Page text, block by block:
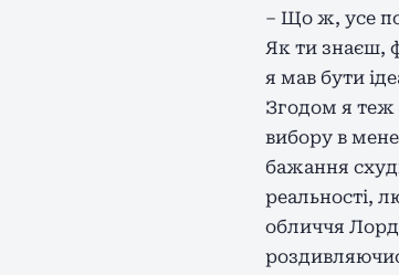
– Що ж, усе
Як ти знаєш,
я мав бути
Згодом я теж
вибору в
бажання
реальності,
обличчя